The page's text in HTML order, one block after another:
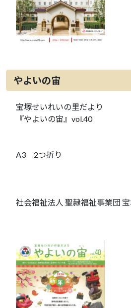
やよいの宙
宝塚せいれいの里だより
『やよいの宙』vol.40
A3 2つ折り
社会福祉法人 聖隷福祉事業団